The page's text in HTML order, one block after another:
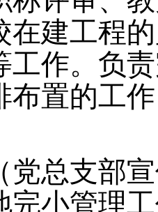
在建工程
工作。负
布置的工
党总支部
完小管理